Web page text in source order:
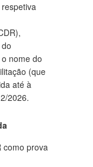
do
nome do
(que
até à
2026.
como prova